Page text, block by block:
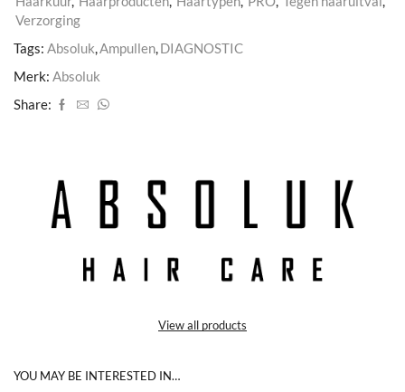
Verzorging
Tags: Absoluk,Ampullen,DIAGNOSTIC
Merk: Absoluk
Share:
View all products
YOU MAY BE INTERESTED IN…